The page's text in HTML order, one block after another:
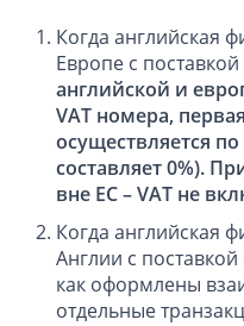
Когда английская
Европе с
английской и
VAT номера,
осуществляется
составляет 0%).
вне ЕС – VAT не
Когда английская
Англии с
как оформлены
отдельные